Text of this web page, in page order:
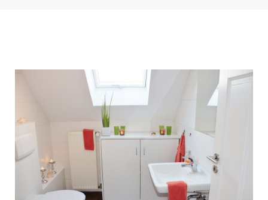
Kategoria:
Łazienka